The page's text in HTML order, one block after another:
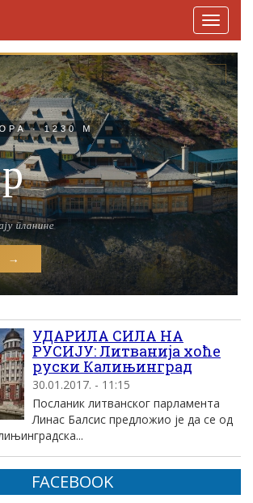
УДАРИЛА СИЛА НА
РУСИЈУ: Литванија хоће
руски Калињинград
30.01.2017. - 11:15
Посланик литванског парламента
Линас Балсис предложио је да се од
FACEBOOK